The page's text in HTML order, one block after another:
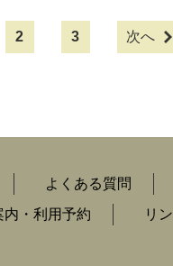
2 3 次へ
よくある質問
・利用予約
リ